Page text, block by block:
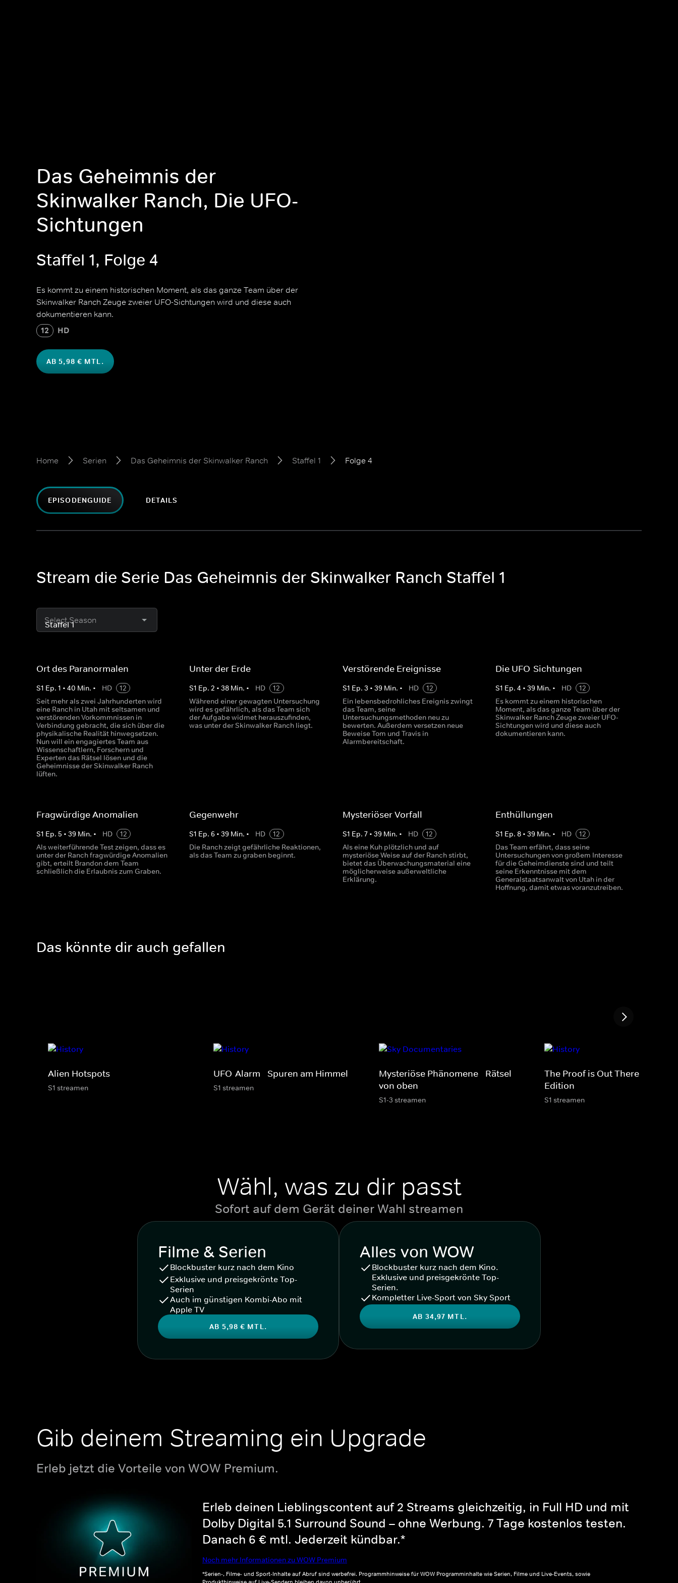
Das Geheimnis der
Skinwalker Ranch, Die UFO-
Sichtungen
Staffel 1, Folge 4
Es kommt zu einem historischen Moment, als das ganze Team über der
Skinwalker Ranch Zeuge zweier UFO-Sichtungen wird und diese auch
dokumentieren kann.
12 HD
AB 5,98 € MTL.
Home Serien Das Geheimnis der Skinwalker Ranch Staffel 1 Folge 4
EPISODENGUIDE DETAILS
Stream die Serie Das Geheimnis der Skinwalker Ranch Staffel 1
Select Season
Ort des Paranormalen
S1 Ep. 1 • 40 Min. • HD
12
Seit mehr als zwei Jahrhunderten wird
eine Ranch in Utah mit seltsamen und
verstörenden Vorkommnissen in
Verbindung gebracht, die sich über die
physikalische Realität hinwegsetzen.
Nun will ein engagiertes Team aus
Wissenschaftlern, Forschern und
Experten das Rätsel lösen und die
Geheimnisse der Skinwalker Ranch
lüften.
Unter der Erde
S1 Ep.2 •38 Min. • HD
12
Während einer gewagten Untersuchung
wird es gefährlich, als das Team sich
der Aufgabe widmet herauszufinden,
was unter der Skinwalker Ranch liegt.
Verstörende Ereignisse
S1 Ep. 3 • 39Min. • HD
12
Ein lebensbedrohliches Ereignis zwingt
das Team, seine
Untersuchungsmethoden neu zu
bewerten. Außerdem versetzen neue
Beweise Tom und Travis in
Alarmbereitschaft.
Die UFO-Sichtungen
S1 Ep. 4 • 39Min. • HD
12
Es kommt zu einem historischen
Moment, als das ganze Team über der
Skinwalker Ranch Zeuge zweier UFO-
Sichtungen wird und diese auch
dokumentieren kann.
Fragwürdige Anomalien
S1 Ep. 5 • 39 Min. • HD
12
Als weiterführende Test zeigen, dass es
unter der Ranch fragwürdige Anomalien
gibt, erteilt Brandon dem Team
schließlich die Erlaubnis zum Graben.
Gegenwehr
S1 Ep.6 •39 Min. • HD
12
Die Ranch zeigt gefährliche Reaktionen,
als das Team zu graben beginnt.
Mysteriöser Vorfall
S1 Ep. 7• 39Min. • HD
12
Als eine Kuh plötzlich und auf
mysteriöse Weise auf der Ranch stirbt,
bietet das Überwachungsmaterial eine
möglicherweise außerweltliche
Erklärung.
Enthüllungen
S1 Ep. 8• 39Min. • HD
12
Das Team erfährt, dass seine
Untersuchungen von großem Interesse
für die Geheimdienste sind und teilt
seine Erkenntnisse mit dem
Generalstaatsanwalt von Utah in der
Hoffnung, damit etwas voranzutreiben.
Das könnte dir auch gefallen
Alien Hotspots
S1 streamen
UFO-Alarm - Spuren am Himmel
S1 streamen
Mysteriöse Phänomene - Rätsel
von oben
S1-3 streamen
The Proof is Out There - Alien
Edition
S1 streamen
Wähl, was zu dir passt
Sofort auf dem Gerät deiner Wahl streamen
Filme & Serien
Blockbuster kurz nach dem Kino
Exklusive und preisgekrönte Top-
Serien
Auch im günstigen Kombi-Abo mit
Apple TV
AB 5,98 € MTL.
Alles von WOW
Blockbuster kurz nach dem Kino.
Exklusive und preisgekrönte Top-
Serien.
Kompletter Live-Sport von Sky Sport
AB 34,97 MTL.
Gib deinem Streaming ein Upgrade
Erleb jetzt die Vorteile von WOW Premium.
Erleb deinen Lieblingscontent auf 2 Streams gleichzeitig, in Full HD und mit
Dolby Digital 5.1 Surround Sound – ohne Werbung. 7 Tage kostenlos testen.
Danach 6 € mtl. Jederzeit kündbar.*
Noch mehr Informationen zu WOW Premium
*Serien-, Filme- und Sport-Inhalte auf Abruf sind werbefrei. Programmhinweise für WOW Programminhalte wie Serien, Filme und Live-Events, sowie